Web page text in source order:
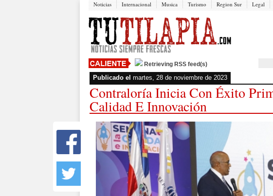
Noticias Internacional Musica Turismo Region Sur Legal
Retrieving RSS feed(s)
Publicado el martes, 28 de noviembre de 2023
Contraloría Inicia Con Éxito
Calidad E Innovación